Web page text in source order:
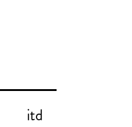
itd